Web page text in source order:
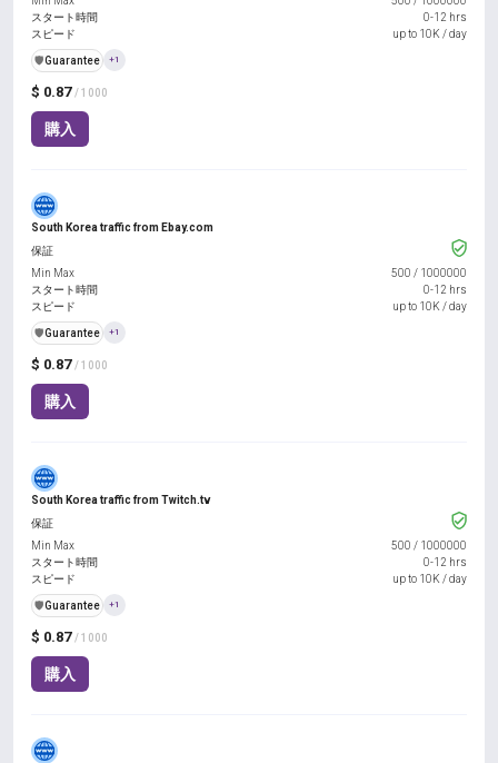
$ 0.87 / 1000
購入
スタート時間
0-12 hrs
スピード
up to 10K / day
️🛡️Guarantee +1
South Korea traffic from Ebay.com
$ 0.87 / 1000
購入
保証
Min Max
500 / 1000000
スタート時間
0-12 hrs
スピード
up to 10K / day
️🛡️Guarantee +1
South Korea traffic from Twitch.tv
$ 0.87 / 1000
購入
保証
Min Max
500 / 1000000
スタート時間
0-12 hrs
スピード
up to 10K / day
️🛡️Guarantee +1